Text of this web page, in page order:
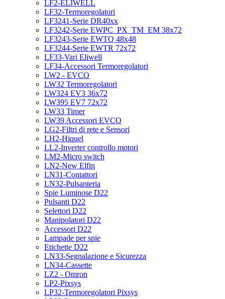
LF2-ELIWELL
LF32-Termoregolatori
LF3241-Serie DR40xx
LF3242-Serie EWPC_PX_TM_EM 38x72
LF3243-Serie EWTQ 48x48
LF3244-Serie EWTR 72x72
LF33-Vari Eliwell
LF34-Accessori Termoregolatori
LW2 - EVCO
LW32 Termoregolatori
LW324 EV3 36x72
LW395 EV7 72x72
LW33 Timer
LW39 Accessori EVCO
LG2-Filtri di rete e Sensori
LH2-Hiquel
LL2-Inverter controllo motori
LM2-Micro switch
LN2-New Elfin
LN31-Contattori
LN32-Pulsanteria
Spie Luminose D22
Pulsanti D22
Selettori D22
Manipolatori D22
Accessori D22
Lampade per spie
Etichette D22
LN33-Segnalazione e Sicurezza
LN34-Cassette
LZ2 - Omron
LP2-Pixsys
LP32-Termoregolatori Pixsys